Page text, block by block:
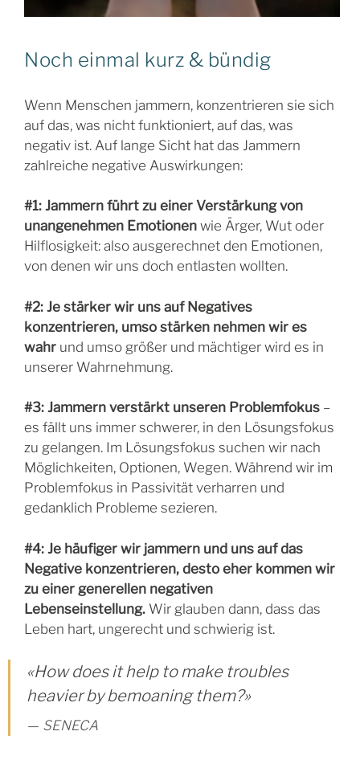
Noch einmal kurz & bündig
Wenn Menschen jammern, konzentrieren sie sich
auf das, was nicht funktioniert, auf das, was
negativ ist. Auf lange Sicht hat das Jammern
zahlreiche negative Auswirkungen:
#1: Jammern führt zu einer Verstärkung von
unangenehmen Emotionen wie Ärger, Wut oder
Hilflosigkeit: also ausgerechnet den Emotionen,
von denen wir uns doch entlasten wollten.
#2: Je stärker wir uns auf Negatives
konzentrieren, umso stärken nehmen wir es
wahr und umso größer und mächtiger wird es in
unserer Wahrnehmung.
#3: Jammern verstärkt unseren Problemfokus –
es fällt uns immer schwerer, in den Lösungsfokus
zu gelangen. Im Lösungsfokus suchen wir nach
Möglichkeiten, Optionen, Wegen. Während wir im
Problemfokus in Passivität verharren und
gedanklich Probleme sezieren.
#4: Je häufiger wir jammern und uns auf das
Negative konzentrieren, desto eher kommen wir
zu einer generellen negativen
Lebenseinstellung. Wir glauben dann, dass das
Leben hart, ungerecht und schwierig ist.
«How does it help to make troubles
heavier by bemoaning them?»
SENECA